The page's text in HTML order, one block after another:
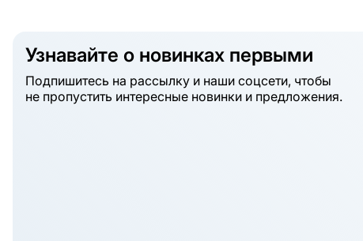
Узнавайте о новинках первыми
Подпишитесь на рассылку и наши соцсети, чтобы
не пропустить интересные новинки и предложения.